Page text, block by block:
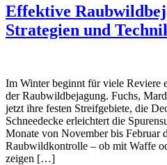
Effektive
Strategien und
Im Winter beginnt für viele Reviere
der Raubwildbejagung. Fuchs,
jetzt ihre festen Streifgebiete, die
Schneedecke erleichtert die
Monate von November bis Februar
Raubwildkontrolle – ob mit Waffe
zeigen […]